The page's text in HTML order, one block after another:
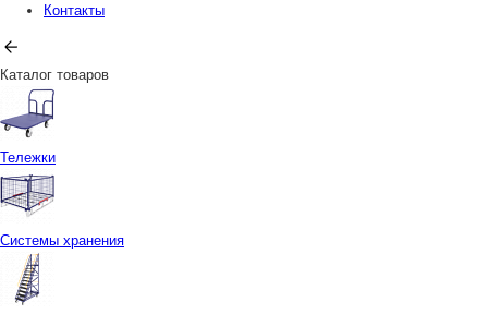
Контакты
Каталог товаров
Тележки
Системы хранения